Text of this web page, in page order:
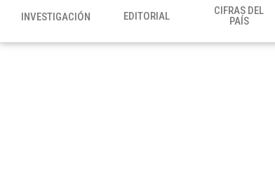
INVESTIGACIÓN EDITORIAL
CIFRAS DEL
PAÍS